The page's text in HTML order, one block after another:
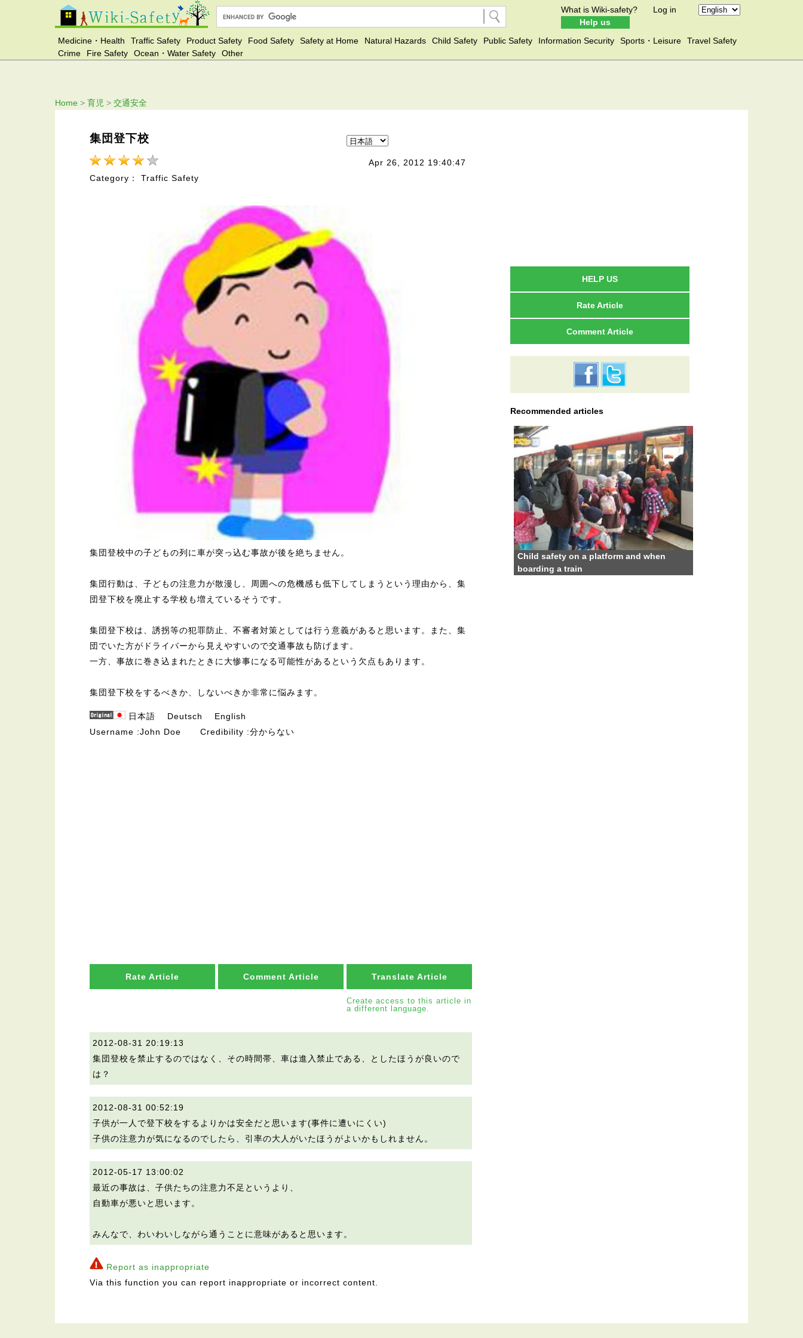
What is Wiki-safety?
Help us
Log in
Medicine・Health Traffic Safety Product Safety Food Safety Safety at Home Natural Hazards Child Safety Public Safety Information Security Sports・Leisure
Travel Safety
Crime
Fire Safety Ocean・Water Safety Other
Home > 育児 > 交通安全
集団登下校
Apr 26, 2012 19:40:47
Category： Traffic Safety
集団登校中の子どもの列に車が突っ込む事故が後を絶ちません。
集団行動は、子どもの注意力が散漫し、周囲への危機感も低下してしまうという理由から、集
団登下校を廃止する学校も増えているそうです。
集団登下校は、誘拐等の犯罪防止、不審者対策としては行う意義があると思います。また、集
団でいた方がドライバーから見えやすいので交通事故も防げます。
一方、事故に巻き込まれたときに大惨事になる可能性があるという欠点もあります。
集団登下校をするべきか、しないべきか非常に悩みます。
日本語 Deutsch
English
Username
John Doe Credibility 分からない
Rate Article Comment Article Translate Article
Create access to this article in
a different language.
2012-08-31 20:19:13
集団登校を禁止するのではなく、その時間帯、車は進入禁止である、としたほうが良いので
は？
2012-08-31 00:52:19
子供が一人で登下校をするよりかは安全だと思います(事件に遭いにくい)
子供の注意力が気になるのでしたら、引率の大人がいたほうがよいかもしれません。
2012-05-17 13:00:02
最近の事故は、子供たちの注意力不足というより、
自動車が悪いと思います。
みんなで、わいわいしながら通うことに意味があると思います。
Report as inappropriate
Via this function you can report inappropriate or incorrect content.
HELP US
Rate Article
Comment Article
Recommended articles
Child safety on a platform and when
boarding a train